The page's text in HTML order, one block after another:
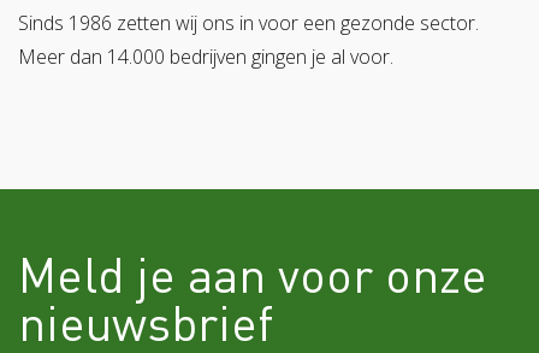
Sinds 1986 zetten wij ons in voor een gezonde sector.
Meer dan 14.000 bedrijven gingen je al voor.
Meld je aan voor onze
nieuwsbrief